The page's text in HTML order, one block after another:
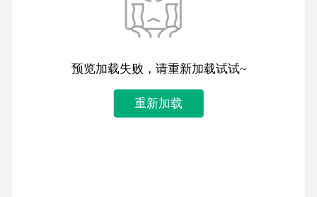
预览加载失败，请重新加载试试~
重新加载